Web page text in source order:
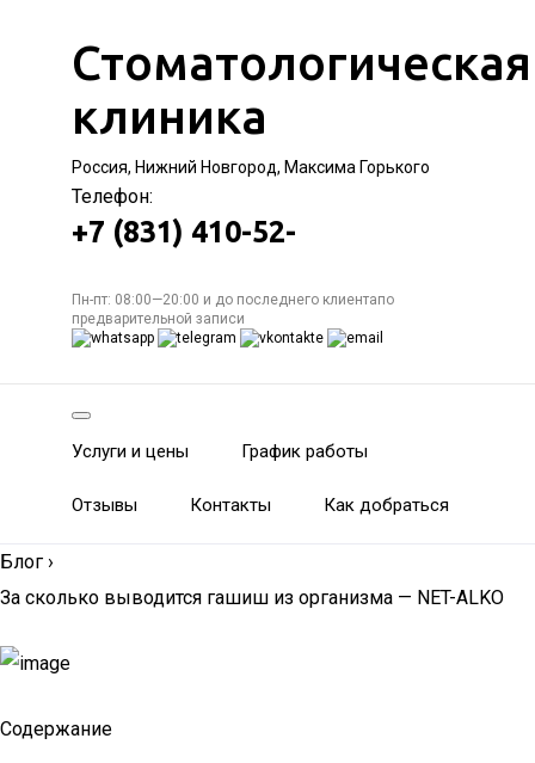
Стоматологическая
клиника
Россия, Нижний Новгород, Максима Горького
Телефон:
+7 (831) 410-52-
Пн-пт: 08:00—20:00 и до последнего клиентапо
предварительной записи
Услуги и цены График работы
Отзывы Контакты Как добраться
Блог ›
За сколько выводится гашиш из организма — NET-ALKO
Содержание